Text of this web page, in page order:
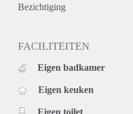
Bezichtiging
FACILITEITEN
Eigen badkamer
Eigen keuken
Eigen toilet